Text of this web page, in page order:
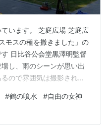
います。 芝庭広場 芝庭広
モスの種を撒きました」の
日比谷公会堂黒澤明監督
し、雨のシーンが思い出
ので雰囲気は撮影された
なります。今は老朽化が
、開館100年となる2029
。 きれいな文様を施した
#鶴の噴水 #自由の女神